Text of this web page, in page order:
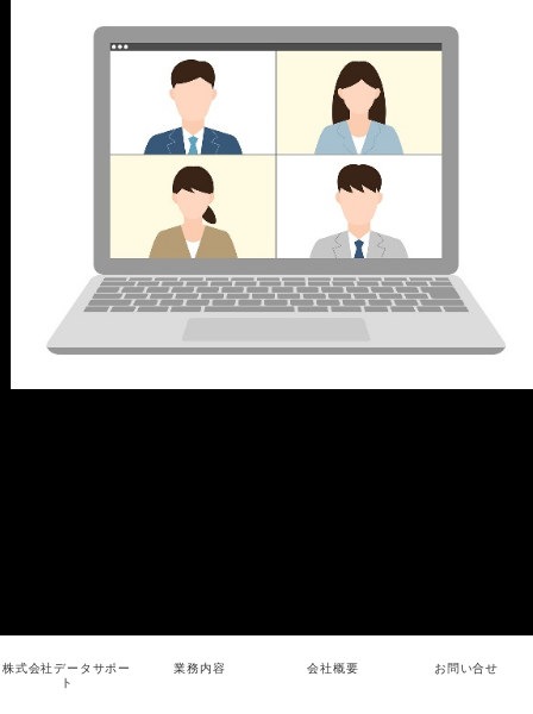
株式会社データサポー
ト
業務内容 会社概要 お問い合せ